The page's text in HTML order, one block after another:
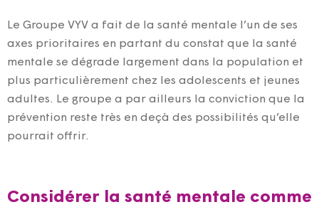
Le Groupe VYV a fait de la santé mentale l’un de ses
axes prioritaires en partant du constat que la santé
mentale se dégrade largement dans la population et
plus particulièrement chez les adolescents et jeunes
adultes. Le groupe a par ailleurs la conviction que la
prévention reste très en deçà des possibilités qu’elle
pourrait offrir.
Considérer la santé mentale comme